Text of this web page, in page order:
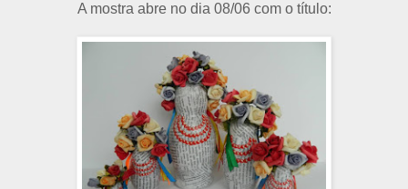
A mostra abre no dia 08/06 com o título: